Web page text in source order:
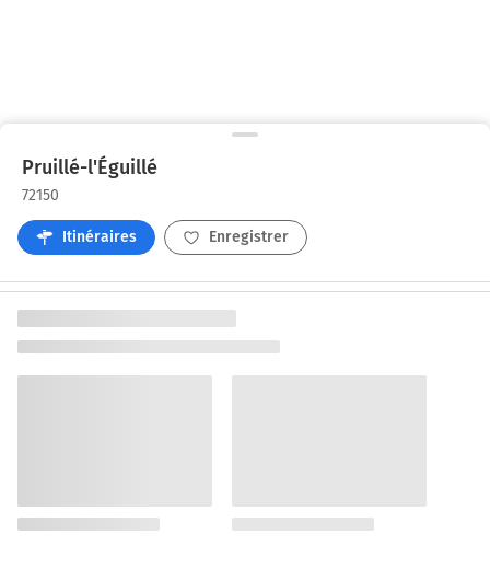
Pruillé-l'Éguillé
72150
Itinéraires Enregistrer